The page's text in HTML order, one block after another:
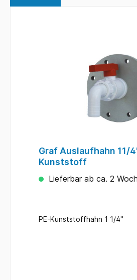
Graf Auslaufhahn 11/
Kunststoff
Lieferbar ab ca. 2
PE-Kunststoffhahn 1 1/4''